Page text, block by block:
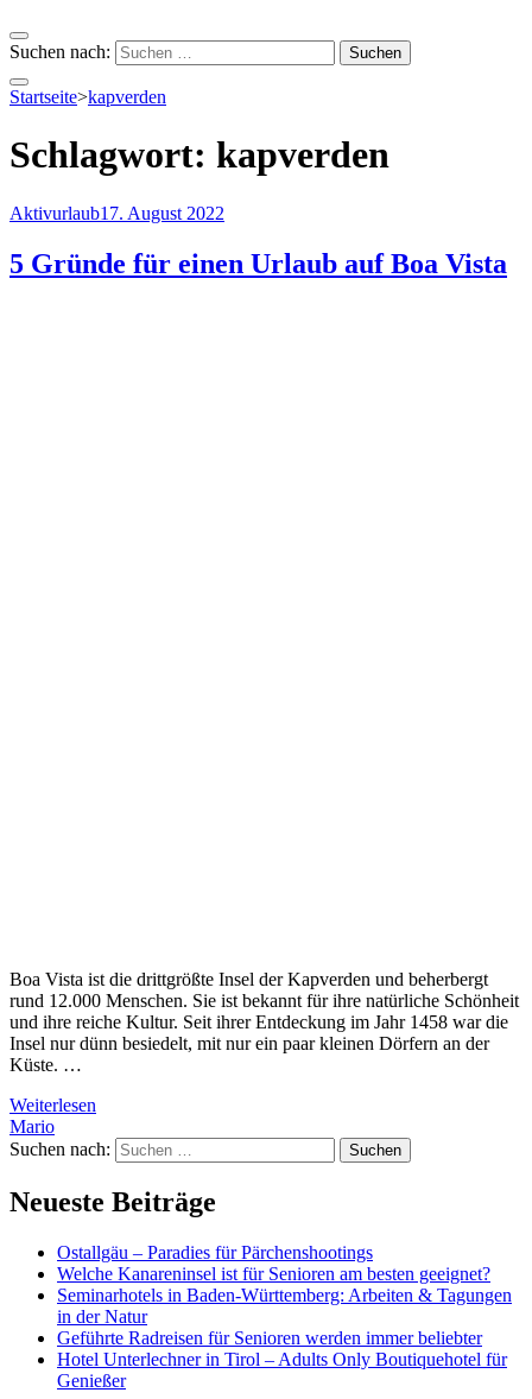
Suchen nach:
Startseite>kapverden
Schlagwort: kapverden
Aktivurlaub17. August 2022
5 Gründe für einen Urlaub auf Boa Vista
Boa Vista ist die drittgrößte Insel der Kapverden und beherbergt
rund 12.000 Menschen. Sie ist bekannt für ihre natürliche Schönheit
und ihre reiche Kultur. Seit ihrer Entdeckung im Jahr 1458 war die
Insel nur dünn besiedelt, mit nur ein paar kleinen Dörfern an der
Küste. …
Weiterlesen
Mario
Suchen nach:
Neueste Beiträge
Ostallgäu – Paradies für Pärchenshootings
Welche Kanareninsel ist für Senioren am besten geeignet?
Seminarhotels in Baden-Württemberg: Arbeiten & Tagungen
in der Natur
Geführte Radreisen für Senioren werden immer beliebter
Hotel Unterlechner in Tirol – Adults Only Boutiquehotel für
Genießer